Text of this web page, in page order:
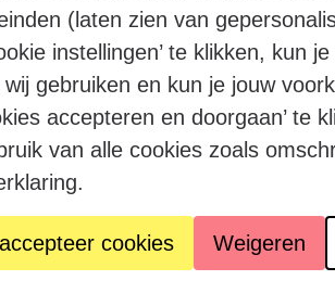
(laten zien van
instellingen’ te klikken, kun
gebruiken en kun je jouw
accepteren en doorgaan’ te
van alle cookies zoals
cookies Weigeren